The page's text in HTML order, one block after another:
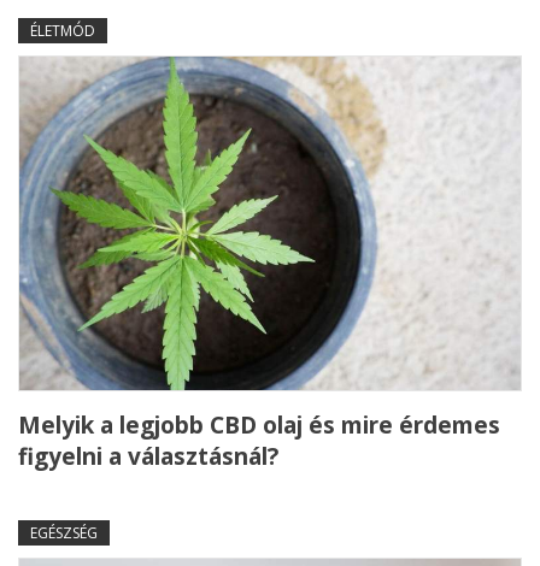
ÉLETMÓD
Melyik a legjobb CBD olaj és mire érdemes
figyelni a választásnál?
EGÉSZSÉG